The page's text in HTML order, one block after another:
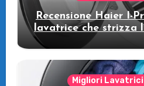
Recensione Haier I-
lavatrice che strizza
Migliori